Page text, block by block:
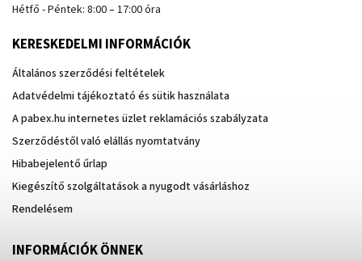
Hétfő - Péntek: 8:00 – 17:00 óra
KERESKEDELMI INFORMÁCIÓK
Általános szerződési feltételek
Adatvédelmi tájékoztató és sütik használata
A pabex.hu internetes üzlet reklamációs szabályzata
Szerződéstől való elállás nyomtatvány
Hibabejelentő űrlap
Kiegészítő szolgáltatások a nyugodt vásárláshoz
Rendelésem
INFORMÁCIÓK ÖNNEK